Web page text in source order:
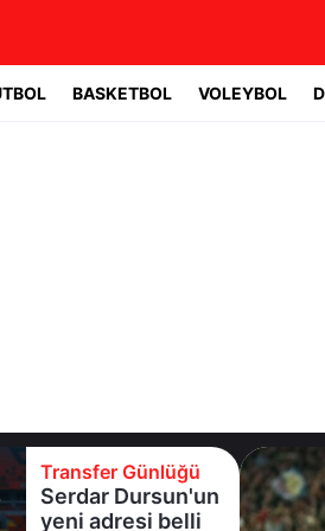
BASKETBOL VOLEYBOL
belli